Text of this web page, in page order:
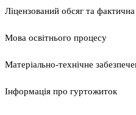
Ліцензований обсяг та фактична
Мова освітнього процесу
Матеріально-технічне
Інформація про гуртожиток